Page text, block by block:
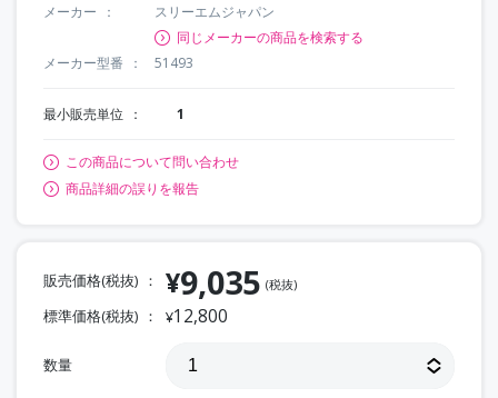
メーカー
スリーエムジャパン
同じメーカーの商品を検索する
メーカー型番
51493
最小販売単位 1
この商品について問い合わせ
商品詳細の誤りを報告
販売価格(税抜) ¥9,035 (税抜)
標準価格(税抜) ¥12,800
数量